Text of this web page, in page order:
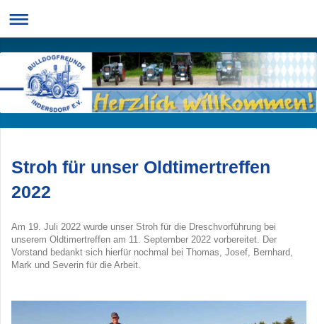
Stroh für unser Oldtimertreffen
2022
Am 19. Juli 2022 wurde unser Stroh für die Dreschvorführung bei
unserem Oldtimertreffen am 11. September 2022 vorbereitet. Der
Vorstand bedankt sich hierfür nochmal bei Thomas, Josef, Bernhard,
Mark und Severin für die Arbeit.